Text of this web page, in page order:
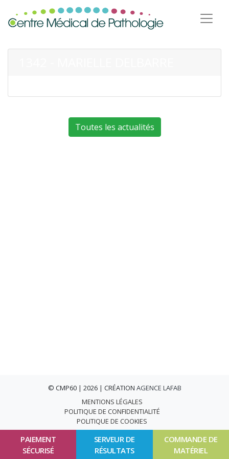
PAIEMENT
SÉCURISÉ
SERVEUR DE
RÉSULTATS
COMMANDE DE
MATÉRIEL
Toutes les actualités
© CMP60 | 2026 | CRÉATION AGENCE LAFAB
MENTIONS LÉGALES
POLITIQUE DE CONFIDENTIALITÉ
POLITIQUE DE COOKIES